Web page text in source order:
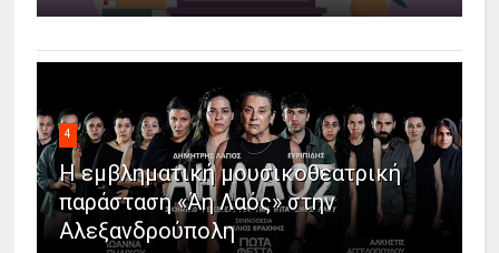
4
Η εμβληματική μουσικοθεατρική
παράσταση «Άη Λαός» στην
Αλεξανδρούπολη